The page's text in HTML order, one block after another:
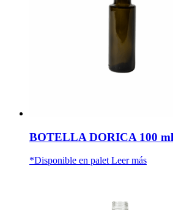
BOTELLA DORICA 100 ml
*Disponible en palet Leer más